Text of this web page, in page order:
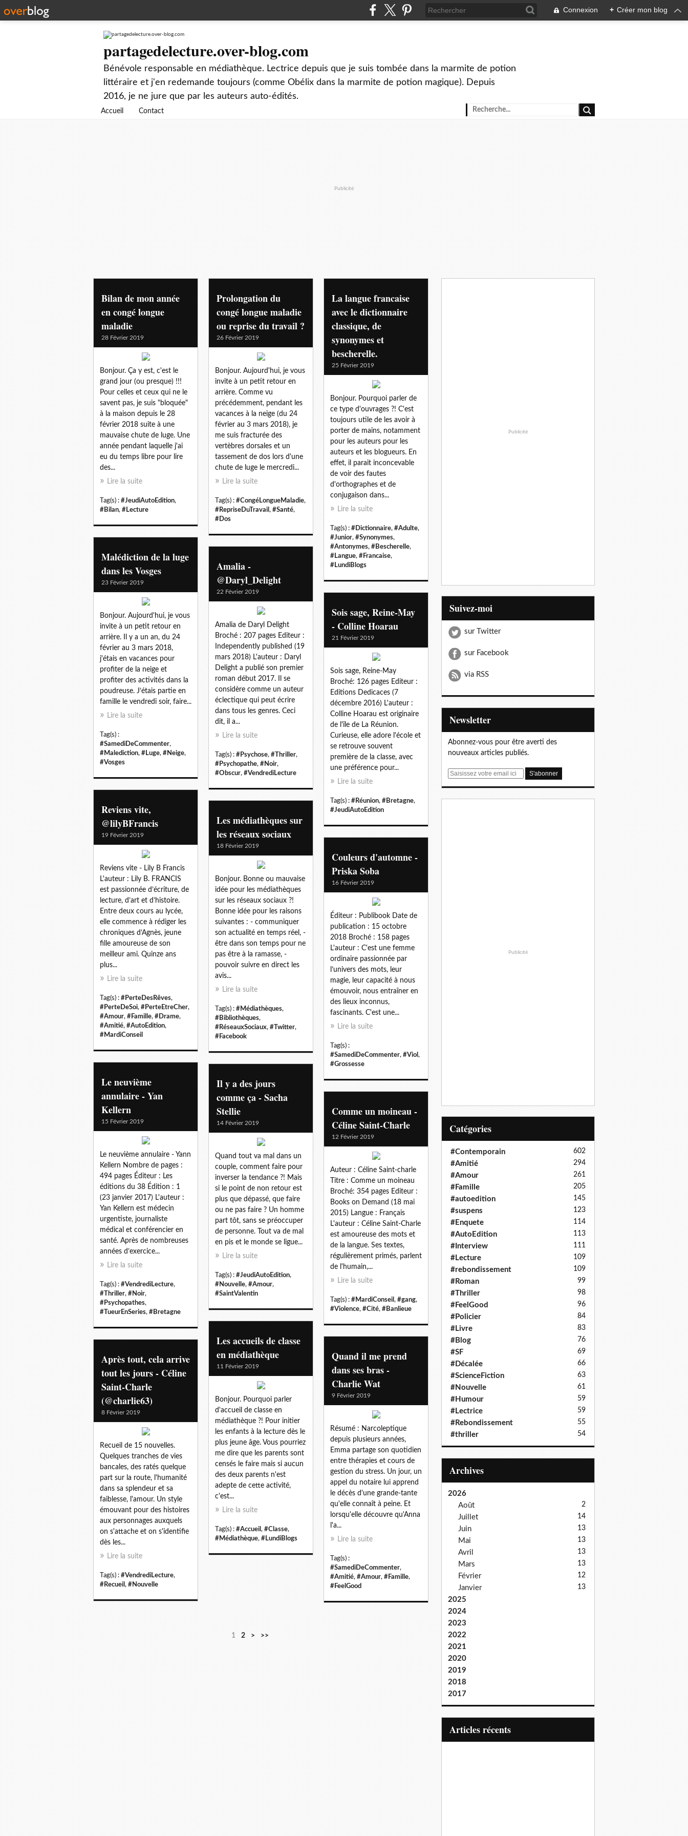
Connexion + Créer mon blog
partagedelecture.over-blog.com
Bénévole responsable en médiathèque. Lectrice depuis que je suis tombée dans la marmite de potion
littéraire et j'en redemande toujours (comme Obélix dans la marmite de potion magique). Depuis
2016, je ne jure que par les auteurs auto-édités.
Accueil Contact
Publicité
Bilan de mon année
en congé longue
maladie
28 Février 2019
Bonjour. Ça y est, c'est le
grand jour (ou presque) !!!
Pour celles et ceux qui ne le
savent pas, je suis "bloquée"
à la maison depuis le 28
février 2018 suite à une
mauvaise chute de luge. Une
année pendant laquelle j'ai
eu du temps libre pour lire
des...
Lire la suite
Tag(s) : #JeudiAutoEdition,
#Bilan, #Lecture
Prolongation du
congé longue maladie
ou reprise du travail ?
26 Février 2019
Bonjour. Aujourd'hui, je vous
invite à un petit retour en
arrière. Comme vu
précédemment, pendant les
vacances à la neige (du 24
février au 3 mars 2018), je
me suis fracturée des
vertèbres dorsales et un
tassement de dos lors d'une
chute de luge le mercredi...
Lire la suite
Tag(s) : #CongéLongueMaladie,
#RepriseDuTravail , #Santé,
#Dos
La langue francaise
avec le dictionnaire
classique, de
synonymes et
bescherelle.
25 Février 2019
Bonjour. Pourquoi parler de
ce type d'ouvrages ?! C'est
toujours utile de les avoir à
porter de mains, notamment
pour les auteurs pour les
auteurs et les blogueurs. En
effet, il parait inconcevable
de voir des fautes
d'orthographes et de
conjugaison dans...
Lire la suite
Tag(s) : #Dictionnaire, #Adulte,
#Junior, #Synonymes,
#Antonymes, #Bescherelle,
#Langue, #Francaise,
#LundiBlogs
Malédiction de la luge
dans les Vosges
23 Février 2019
Bonjour. Aujourd'hui, je vous
invite à un petit retour en
arrière. Il y a un an, du 24
février au 3 mars 2018,
j'étais en vacances pour
profiter de la neige et
profiter des activités dans la
poudreuse. J’étais partie en
famille le vendredi soir, faire...
Lire la suite
Tag(s) :
#SamediDeCommenter,
#Malediction, #Luge, #Neige,
#Vosges
Amalia -
@Daryl_Delight
22 Février 2019
Amalia de Daryl Delight
Broché : 207 pages Editeur :
Independently published (19
mars 2018) L'auteur : Daryl
Delight a publié son premier
roman début 2017. Il se
considère comme un auteur
éclectique qui peut écrire
dans tous les genres. Ceci
dit, il a...
Lire la suite
Tag(s) : #Psychose, #Thriller,
#Psychopathe, #Noir,
#Obscur, #VendrediLecture
Sois sage, Reine-May
- Colline Hoarau
21 Février 2019
Sois sage, Reine-May
Broché: 126 pages Editeur :
Editions Dedicaces (7
décembre 2016) L'auteur :
Colline Hoarau est originaire
de l'île de La Réunion.
Curieuse, elle adore l'école et
se retrouve souvent
première de la classe, avec
une préférence pour...
Lire la suite
Tag(s) : #Réunion, #Bretagne,
#JeudiAutoEdition
Reviens vite,
@lilyBFrancis
19 Février 2019
Reviens vite - Lily B Francis
L'auteur : Lily B. FRANCIS
est passionnée d’écriture, de
lecture, d’art et d’histoire.
Entre deux cours au lycée,
elle commence à rédiger les
chroniques d’Agnès, jeune
fille amoureuse de son
meilleur ami. Quinze ans
plus...
Lire la suite
Tag(s) : #PerteDesRêves,
#PerteDeSoi, #PerteEtreCher,
#Amour, #Famille, #Drame,
#Amitié, #AutoEdition,
#MardiConseil
Les médiathèques sur
les réseaux sociaux
18 Février 2019
Bonjour. Bonne ou mauvaise
idée pour les médiathèques
sur les réseaux sociaux ?!
Bonne idée pour les raisons
suivantes : - communiquer
son actualité en temps réel, -
être dans son temps pour ne
pas être à la ramasse, -
pouvoir suivre en direct les
avis...
Lire la suite
Tag(s) : #Médiathèques,
#Bibliothèques,
#RéseauxSociaux, #Twitter,
#Facebook
Couleurs d'automne -
Priska Soba
16 Février 2019
Éditeur : Publibook Date de
publication : 15 octobre
2018 Broché : 158 pages
L'auteur : C'est une femme
ordinaire passionnée par
l’univers des mots, leur
magie, leur capacité à nous
émouvoir, nous entraîner en
des lieux inconnus,
fascinants. C'est une...
Lire la suite
Tag(s) :
#SamediDeCommenter, #Viol ,
#Grossesse
Le neuvième
annulaire - Yan
Kellern
15 Février 2019
Le neuvième annulaire - Yann
Kellern Nombre de pages :
494 pages Éditeur : Les
éditions du 38 Édition : 1
(23 janvier 2017) L'auteur :
Yan Kellern est médecin
urgentiste, journaliste
médical et conférencier en
santé. Après de nombreuses
années d’exercice...
Lire la suite
Tag(s) : #VendrediLecture,
#Thriller, #Noir,
#Psychopathes,
#TueurEnSeries, #Bretagne
Il y a des jours
comme ça - Sacha
Stellie
14 Février 2019
Quand tout va mal dans un
couple, comment faire pour
inverser la tendance ?! Mais
si le point de non retour est
plus que dépassé, que faire
ou ne pas faire ? Un homme
part tôt, sans se préoccuper
de personne. Tout va de mal
en pis et le monde se ligue...
Lire la suite
Tag(s) : #JeudiAutoEdition,
#Nouvelle, #Amour,
#SaintValentin
Comme un moineau -
Céline Saint-Charle
12 Février 2019
Auteur : Céline Saint-charle
Titre : Comme un moineau
Broché: 354 pages Editeur :
Books on Demand (18 mai
2015) Langue : Français
L'auteur : Céline Saint-Charle
est amoureuse des mots et
de la langue. Ses textes,
régulièrement primés, parlent
de l'humain,...
Lire la suite
Tag(s) : #MardiConseil , #gang,
#Violence, #Cité, #Banlieue
Les accueils de classe
en médiathèque
11 Février 2019
Bonjour. Pourquoi parler
d'accueil de classe en
médiathèque ?! Pour initier
les enfants à la lecture dès le
plus jeune âge. Vous pourriez
me dire que les parents sont
censés le faire mais si aucun
des deux parents n'est
adepte de cette activité,
c'est...
Lire la suite
Tag(s) : #Accueil , #Classe,
#Médiathèque, #LundiBlogs
Quand il me prend
dans ses bras -
Charlie Wat
9 Février 2019
Résumé : Narcoleptique
depuis plusieurs années,
Emma partage son quotidien
entre thérapies et cours de
gestion du stress. Un jour, un
appel du notaire lui apprend
le décès d'une grande-tante
qu'elle connaît à peine. Et
lorsqu'elle découvre qu'Anna
l'a...
Lire la suite
Tag(s) :
#SamediDeCommenter,
#Amitié, #Amour, #Famille,
#FeelGood
Après tout, cela arrive
tout les jours - Céline
Saint-Charle
(@charlie63)
8 Février 2019
Recueil de 15 nouvelles.
Quelques tranches de vies
bancales, des ratés quelque
part sur la route, l'humanité
dans sa splendeur et sa
faiblesse, l'amour. Un style
émouvant pour des histoires
aux personnages auxquels
on s'attache et on s'identifie
dès les...
Lire la suite
Tag(s) : #VendrediLecture,
#Recueil , #Nouvelle
1 2 > >>
Publicité
Suivez-moi
sur Twitter
sur Facebook
via RSS
Newsletter
Abonnez-vous pour être averti des
nouveaux articles publiés.
E
Publicité
Catégories
#Contemporain 602
#Amitié 294
#Amour 261
#Famille 205
#autoedition 145
#suspens 123
#Enquete 114
#AutoEdition 113
#Interview 111
#Lecture 109
#rebondissement 109
#Roman 99
#Thriller 98
#FeelGood 96
#Policier 84
#Livre 83
#Blog 76
#SF 69
#Décalée 66
#ScienceFiction 63
#Nouvelle 61
#Humour 59
#Lectrice 59
#Rebondissement 55
#thriller 54
Archives
2026
Août
2
Juillet 14
Juin 13
Mai 13
Avril 13
Mars 13
Février 12
Janvier 13
2025
2024
2023
2022
2021
2020
2019
2018
2017
articles récents